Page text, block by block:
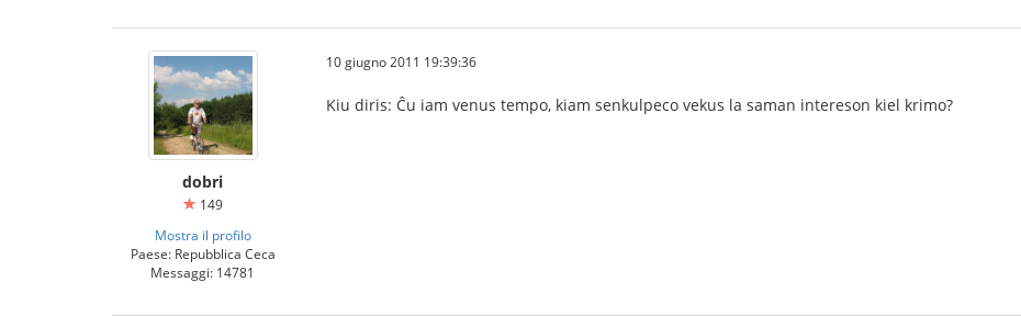
dobri
149
Mostra il profilo
Paese: Repubblica Ceca
Messaggi: 14781
10 giugno 2011 19:39:36
Kiu diris: Ĉu iam venus tempo, kiam senkulpeco vekus la saman intereson kiel krimo?